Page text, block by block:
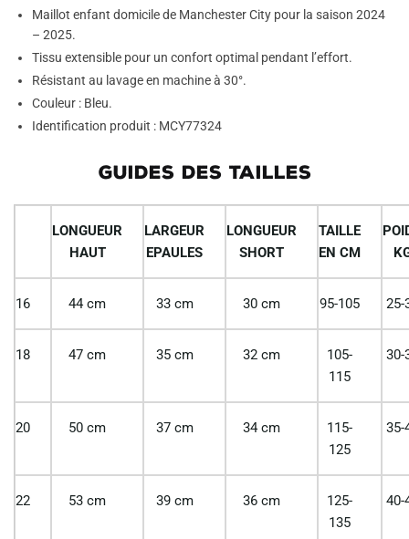
Maillot enfant domicile de Manchester City pour la saison 2024
– 2025.
Tissu extensible pour un confort optimal pendant l’effort.
Résistant au lavage en machine à 30°.
Couleur : Bleu.
Identification produit : MCY77324
GUIDES DES TAILLES
LONGUEUR
HAUT
LARGEUR
EPAULES
LONGUEUR
SHORT
TAILLE
EN CM
16 44 cm 33 cm 30 cm 95-105 25-
18 47 cm 35 cm 32 cm
105-
115
30-
20 50 cm 37 cm 34 cm
115-
125
35-
22 53 cm 39 cm 36 cm
125-
135
40-